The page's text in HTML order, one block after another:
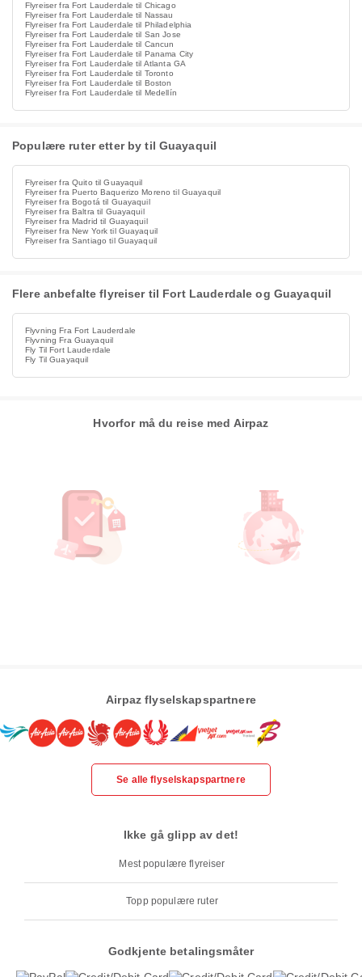
Flyreiser fra Fort Lauderdale til Chicago
Flyreiser fra Fort Lauderdale til Nassau
Flyreiser fra Fort Lauderdale til Philadelphia
Flyreiser fra Fort Lauderdale til San Jose
Flyreiser fra Fort Lauderdale til Cancun
Flyreiser fra Fort Lauderdale til Panama City
Flyreiser fra Fort Lauderdale til Atlanta GA
Flyreiser fra Fort Lauderdale til Toronto
Flyreiser fra Fort Lauderdale til Boston
Flyreiser fra Fort Lauderdale til Medellín
Populære ruter etter by til Guayaquil
Flyreiser fra Quito til Guayaquil
Flyreiser fra Puerto Baquerizo Moreno til Guayaquil
Flyreiser fra Bogotá til Guayaquil
Flyreiser fra Baltra til Guayaquil
Flyreiser fra Madrid til Guayaquil
Flyreiser fra New York til Guayaquil
Flyreiser fra Santiago til Guayaquil
Flere anbefalte flyreiser til Fort Lauderdale og Guayaquil
Flyvning Fra Fort Lauderdale
Flyvning Fra Guayaquil
Fly Til Fort Lauderdale
Fly Til Guayaquil
Hvorfor må du reise med Airpaz
Airpaz flyselskapspartnere
Se alle flyselskapspartnere
Ikke gå glipp av det!
Mest populære flyreiser
Topp populære ruter
Godkjente betalingsmåter